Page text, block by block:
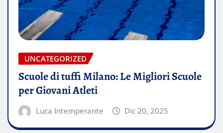
UNCATEGORIZED
Scuole di tuffi Milano: Le Migliori Scuole
per Giovani Atleti
Luca Intemperante Dic 20, 2025